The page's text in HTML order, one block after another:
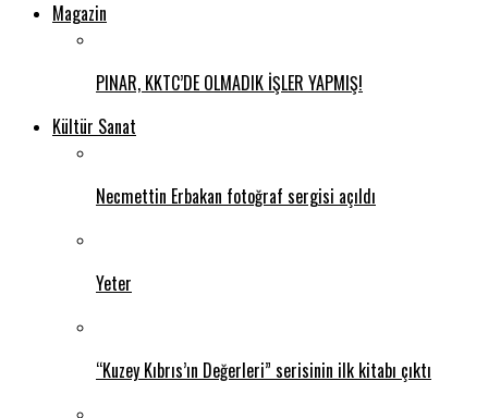
Magazin
PINAR, KKTC’DE OLMADIK İŞLER YAPMIŞ!
Kültür Sanat
Necmettin Erbakan fotoğraf sergisi açıldı
Yeter
“Kuzey Kıbrıs’ın Değerleri” serisinin ilk kitabı çıktı